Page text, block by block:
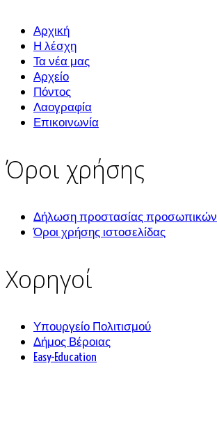
Αρχική
Η λέσχη
Τα νέα μας
Αρχείο
Πόντος
Λαογραφία
Επικοινωνία
Όροι χρήσης
Δήλωση προστασίας
Όροι χρήσης ιστοσελίδας
Χορηγοί
Υπουργείο Πολιτισμού
Δήμος Βέροιας
Easy-Education